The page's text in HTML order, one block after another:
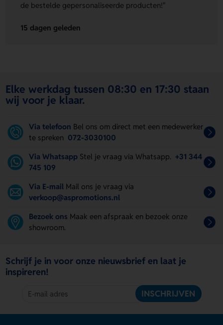
de bestelde gepersonaliseerde producten!"
15 dagen geleden
Elke werkdag tussen 08:30 en 17:30 staan
wij voor je klaar.
Via telefoon Bel ons om direct met een medewerker
te spreken 072-3030100
Via Whatsapp Stel je vraag via Whatsapp. +31 344
745 109
Via E-mail Mail ons je vraag via
verkoop@aspromotions.nl
Bezoek ons Maak een afspraak en bezoek onze
showroom.
Schrijf je in voor onze nieuwsbrief en laat je
inspireren!
INSCHRIJVEN